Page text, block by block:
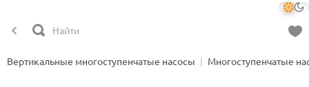
Вертикальные многоступенчатые насосы Многоступенчатые